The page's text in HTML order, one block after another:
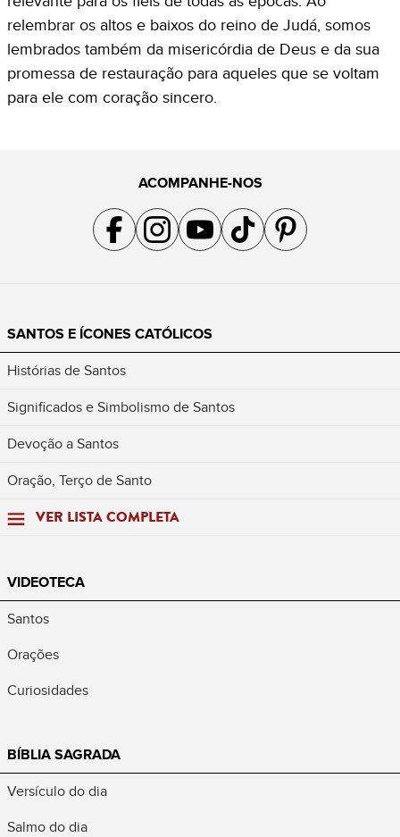
relembrar os altos e baixos do reino de Judá, somos
lembrados também da misericórdia de Deus e da sua
promessa de restauração para aqueles que se voltam
para ele com coração sincero.
ACOMPANHE-NOS
Acompanhe a gente no Facebook
Acompanhe a gente no Instagram
Acompanhe a gente no YouTube
Acompanhe a gente no TikTok
Acompanhe a gente no
SANTOS E ÍCONES CATÓLICOS
Histórias de Santos
Significados e Simbolismo de Santos
Devoção a Santos
Oração, Terço de Santo
VER LISTA COMPLETA
VIDEOTECA
Santos
Orações
Curiosidades
BÍBLIA SAGRADA
Versículo do dia
Salmo do dia